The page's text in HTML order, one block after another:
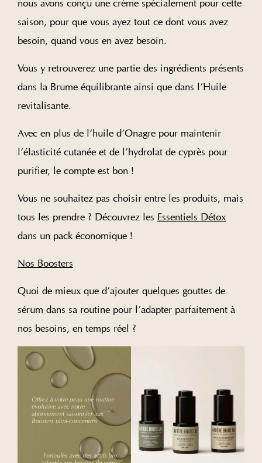
nous avons conçu une crème spécialement pour cette
saison, pour que vous ayez tout ce dont vous avez
besoin, quand vous en avez besoin.
Vous y retrouverez une partie des ingrédients présents
dans la Brume équilibrante ainsi que dans l’Huile
revitalisante.
Avec en plus de l’huile d’Onagre pour maintenir
l’élasticité cutanée et de l’hydrolat de cyprès pour
purifier, le compte est bon !
Vous ne souhaitez pas choisir entre les produits, mais
tous les prendre ? Découvrez les Essentiels Détox
dans un pack économique !
Nos Boosters
Quoi de mieux que d’ajouter quelques gouttes de
sérum dans sa routine pour l’adapter parfaitement à
nos besoins, en temps réel ?